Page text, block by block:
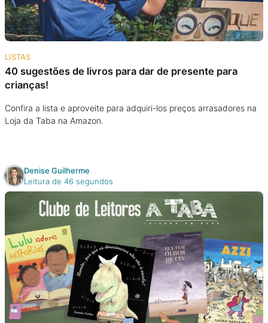
LISTAS
40 sugestões de livros para dar de presente para
crianças!
Confira a lista e aproveite para adquiri-los preços arrasadores na
Loja da Taba na Amazon.
Denise Guilherme
Leitura de 46 segundos